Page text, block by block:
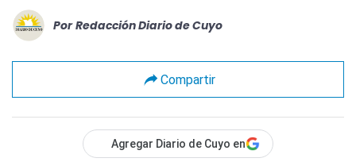
Por Redacción Diario de Cuyo
Compartir
Agregar Diario de Cuyo en